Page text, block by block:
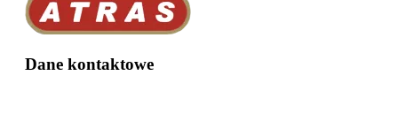
Dane kontaktowe